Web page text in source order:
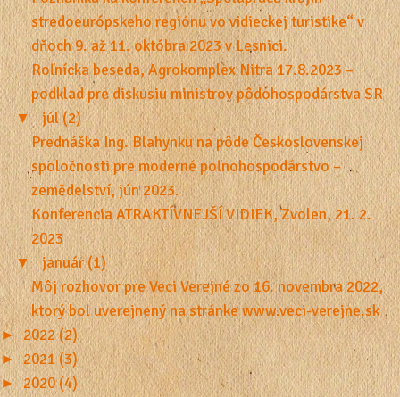
stredoeurópskeho regiónu vo vidieckej turistike“ v
dňoch 9. až 11. októbra 2023 v Lesnici.
Roľnícka beseda, Agrokomplex Nitra 17.8.2023 –
podklad pre diskusiu ministrov pôdohospodárstva SR
▼
júl (2)
Prednáška Ing. Blahynku na pôde Československej
spoločnosti pre moderné poľnohospodárstvo –
zemědelství, jún 2023.
Konferencia ATRAKTÍVNEJŠÍ VIDIEK, Zvolen, 21. 2.
2023
▼
január (1)
Môj rozhovor pre Veci Verejné zo 16. novembra 2022,
ktorý bol uverejnený na stránke www.veci-verejne.sk
► 2022 (2)
► 2021 (3)
► 2020 (4)